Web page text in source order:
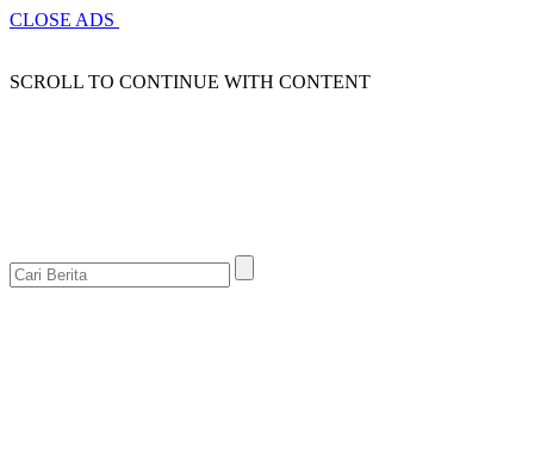
CLOSE ADS
SCROLL TO CONTINUE WITH CONTENT